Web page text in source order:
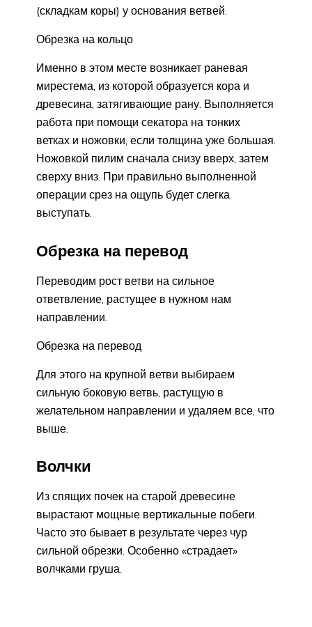
(складкам коры) у основания ветвей.
Обрезка на кольцо
Именно в этом месте возникает раневая
мирестема, из которой образуется кора и
древесина, затягивающие рану. Выполняется
работа при помощи секатора на тонких
ветках и ножовки, если толщина уже большая.
Ножовкой пилим сначала снизу вверх, затем
сверху вниз. При правильно выполненной
операции срез на ощупь будет слегка
выступать.
Обрезка на перевод
Переводим рост ветви на сильное
ответвление, растущее в нужном нам
направлении.
Обрезка на перевод
Для этого на крупной ветви выбираем
сильную боковую ветвь, растущую в
желательном направлении и удаляем все, что
выше.
Волчки
Из спящих почек на старой древесине
вырастают мощные вертикальные побеги.
Часто это бывает в результате через чур
сильной обрезки. Особенно «страдает»
волчками груша.